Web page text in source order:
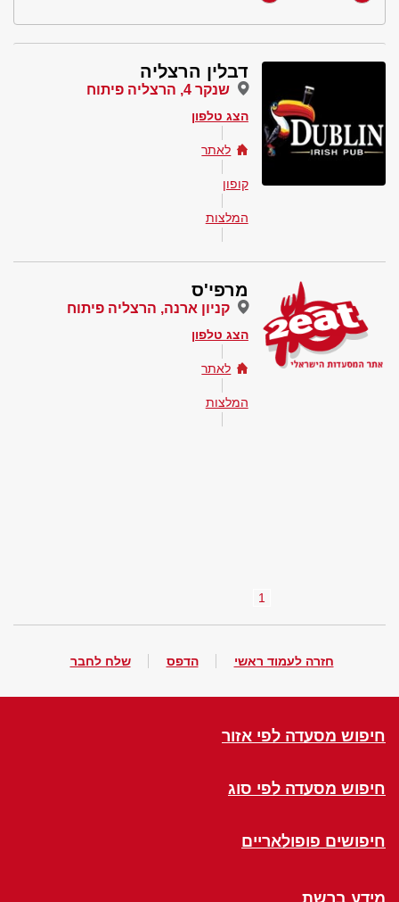
דבלין הרצליה
שנקר 4, הרצליה פיתוח
הצג טלפון
לאתר
קופון
המלצות
מרפי'ס
קניון ארנה, הרצליה פיתוח
הצג טלפון
לאתר
המלצות
1
חזרה לעמוד ראשי הדפס שלח לחבר
חיפוש מסעדה לפי אזור
חיפוש מסעדה לפי סוג
חיפושים פופולאריים
מידע ברשת